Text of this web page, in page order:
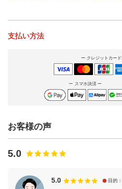
支払い方法
クレジットカー
スマホ決済
お客様の声
5.0
5.0 目的